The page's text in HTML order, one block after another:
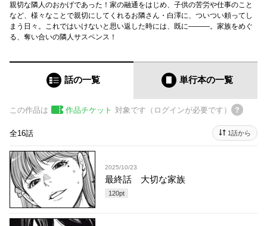
親切な隣人のおかげであった！家の融通をはじめ、子供の苦労や仕事のこと
など、様々なことで親切にしてくれるお隣さん・白澤に、ついつい頼ってし
まう日々。これではいけないと思い返した時には、既に―――。家族をめぐ
る、奪い合いの隣人サスペンス！
話の一覧 単行本の一覧
この作品は 作品チケット 対象です（ログインが必要です）
全16話 1話から
2025/10/23
最終話 大切な家族
120pt